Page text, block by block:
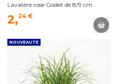
Lavatère rose Godet de 8/9 cm
2,24 €
NOUVEAUTÉ